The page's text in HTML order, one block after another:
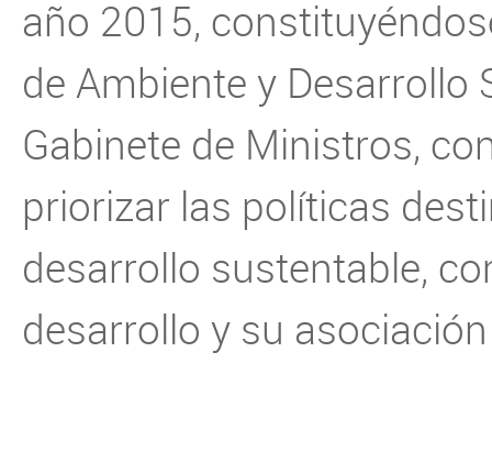
año 2015,
de Ambiente y
Gabinete de Ministros,
priorizar las políticas
desarrollo sustentable,
desarrollo y su